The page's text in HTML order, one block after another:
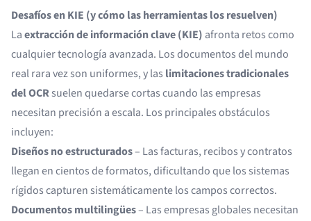
Desafíos en KIE (y cómo las herramientas los resuelven)
Laextracción de información clave (KIE) afronta retos como
cualquier tecnología avanzada. Los documentos del mundo
real rara vez son uniformes, y las limitaciones tradicionales
del OCRsuelen quedarse cortas cuando las empresas
necesitan precisión a escala. Los principales obstáculos
incluyen:
Diseños no estructurados– Las facturas, recibos y contratos
llegan en cientos de formatos, dificultando que los sistemas
rígidos capturen sistemáticamente los campos correctos.
Documentos multilingües– Las empresas globales necesitan